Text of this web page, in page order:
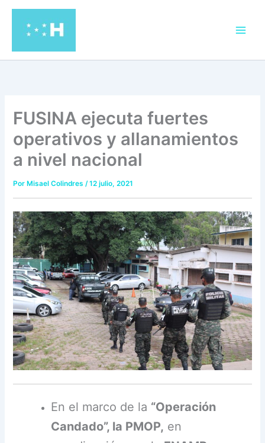
contenido
FUSINA ejecuta fuertes
operativos y allanamientos
a nivel nacional
Por Misael Colindres/12 julio, 2021
En el marco de la “Operación
Candado”, la PMOP, en